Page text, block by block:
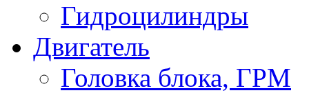
Гидроцилиндры
Двигатель
Головка блока, ГРМ